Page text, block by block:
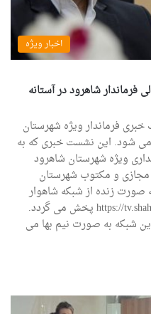
اخبار ویژه
شاهرود در آستانه
فرماندار ویژه شهرستان
حوالی ساعت ۱۶ برگزار می شود. این نشست خبری که به
ی فجر ۱۴۰۲ در فرمانداری ویژه شهرستان شاهرود
مجازی و مکتوب شهرستان
صورت زنده از شبکه شاهوار
(شاهوار تی وی) به نشانی https://tv.shahvarefarda.ir پخش می گردد.
شبکه به صورت نیم بها می